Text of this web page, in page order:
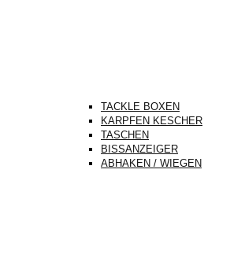
TACKLE BOXEN
KARPFEN KESCHER
TASCHEN
BISSANZEIGER
ABHAKEN / WIEGEN